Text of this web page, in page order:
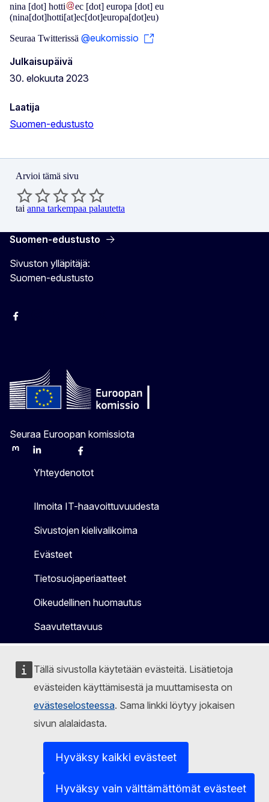
Tällä sivustolla käytetään evästeitä. Lisätietoja
evästeiden käyttämisestä ja muuttamisesta on
evästeselosteessa. Sama linkki löytyy jokaisen
sivun alalaidasta.
Hyväksy kaikki evästeet
Hyväksy vain välttämättömät evästeet
nina [dot] hotti ec [dot] europa [dot] eu
(nina[dot]hotti[at]ec[dot]europa[dot]eu)
Seuraa Twitterissä @eukomissio
Julkaisupäivä
30. elokuuta 2023
Laatija
Suomen-edustusto
Arvioi tämä sivu
tai anna tarkempaa palautetta
Suomen-edustusto
Sivuston ylläpitäjä:
Suomen-edustusto
Facebook
Seuraa Euroopan komissiota
MastodonLinkedInBlueskyFacebook
Yhteydenotot
Ilmoita IT-haavoittuvuudesta
Sivustojen kielivalikoima
Evästeet
Tietosuojaperiaatteet
Oikeudellinen huomautus
Saavutettavuus